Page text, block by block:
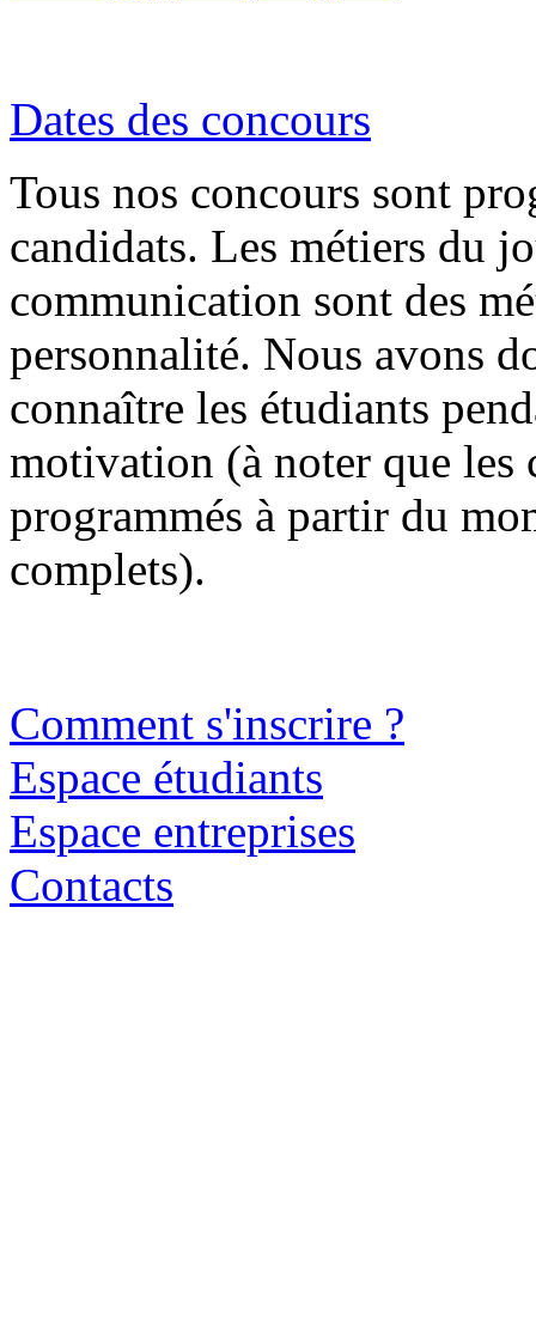
Dates des concours
Tous nos concours sont
candidats. Les métiers du
communication sont des
personnalité. Nous avons
connaître les étudiants
motivation (à noter que les
programmés à partir du
complets).
Comment s'inscrire ?
Espace étudiants
Espace entreprises
Contacts